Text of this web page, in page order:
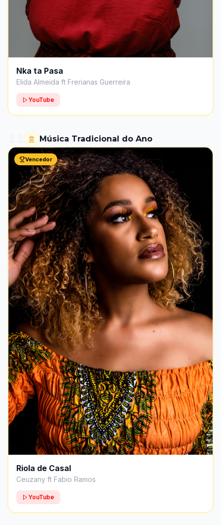
Nka ta Pasa
Elida Almeida ft Frerianas Guerreira
YouTube
11 Música Tradicional do Ano
Vencedor
Riola de Casal
Ceuzany ft Fabio Ramos
YouTube